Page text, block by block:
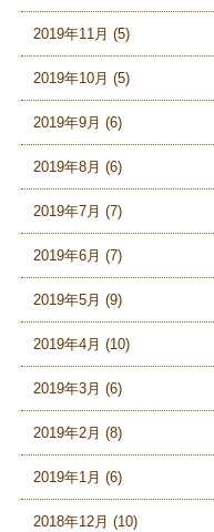
2019年11月 (5)
2019年10月 (5)
2019年9月 (6)
2019年8月 (6)
2019年7月 (7)
2019年6月 (7)
2019年5月 (9)
2019年4月 (10)
2019年3月 (6)
2019年2月 (8)
2019年1月 (6)
2018年12月 (10)